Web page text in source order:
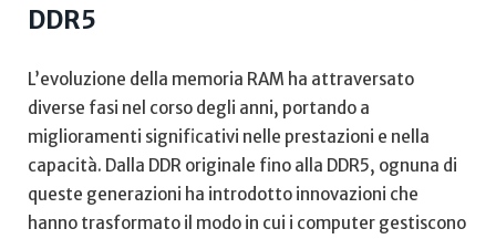
DDR5
L’evoluzione della memoria RAM ha attraversato⁢
diverse fasi nel corso degli anni, portando‌ a
miglioramenti significativi nelle prestazioni e ⁣nella
capacità. Dalla DDR originale fino alla DDR5,⁢ ognuna di
queste generazioni ha introdotto innovazioni che
hanno trasformato il modo in cui i computer ⁤gestiscono